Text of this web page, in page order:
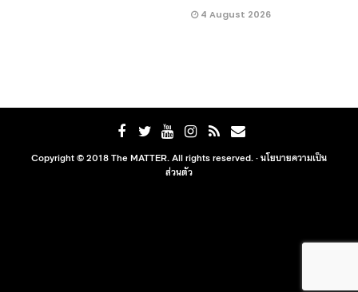
4 August 2026
Copyright © 2018 The MATTER. All rights reserved. ·นโยบายความเป็น
ส่วนตัว